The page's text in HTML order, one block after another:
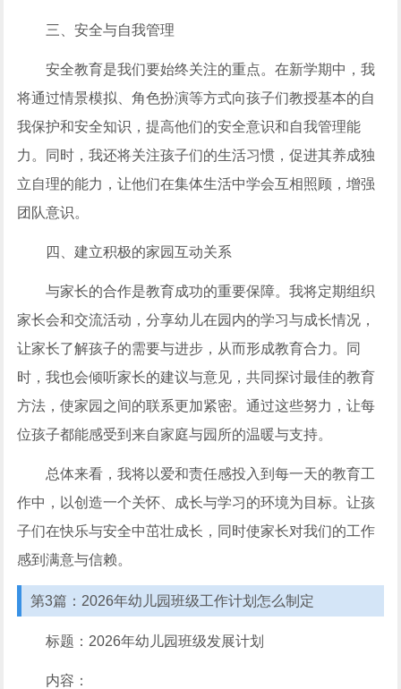
三、安全与自我管理
安全教育是我们要始终关注的重点。在新学期中，我
将通过情景模拟、角色扮演等方式向孩子们教授基本的自
我保护和安全知识，提高他们的安全意识和自我管理能
力。同时，我还将关注孩子们的生活习惯，促进其养成独
立自理的能力，让他们在集体生活中学会互相照顾，增强
团队意识。
四、建立积极的家园互动关系
与家长的合作是教育成功的重要保障。我将定期组织
家长会和交流活动，分享幼儿在园内的学习与成长情况，
让家长了解孩子的需要与进步，从而形成教育合力。同
时，我也会倾听家长的建议与意见，共同探讨最佳的教育
方法，使家园之间的联系更加紧密。通过这些努力，让每
位孩子都能感受到来自家庭与园所的温暖与支持。
总体来看，我将以爱和责任感投入到每一天的教育工
作中，以创造一个关怀、成长与学习的环境为目标。让孩
子们在快乐与安全中茁壮成长，同时使家长对我们的工作
感到满意与信赖。
第3篇：2026年幼儿园班级工作计划怎么制定
标题：2026年幼儿园班级发展计划
内容：